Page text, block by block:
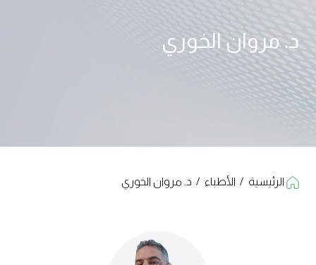
د. مروان الخوري
الرئيسية / الأطباء / د. مروان الخوري